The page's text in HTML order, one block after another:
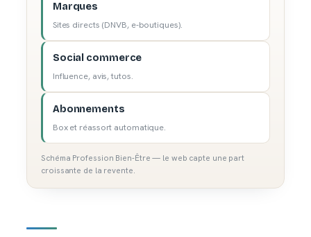
Marques
Sites directs (DNVB, e-boutiques).
Social commerce
Influence, avis, tutos.
Abonnements
Box et réassort automatique.
Schéma Profession Bien-Être — le web capte une part
croissante de la revente.